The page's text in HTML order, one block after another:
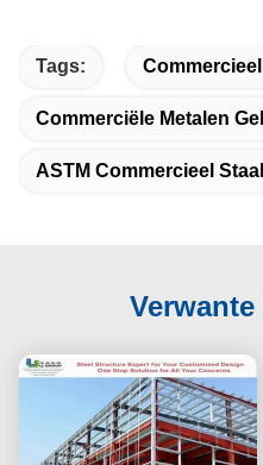
Tags:
Commerciële Metalen
ASTM Commercieel